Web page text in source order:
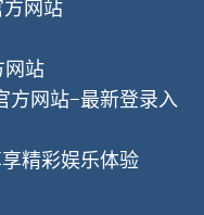
网站
网站
方网站-最新登录入
精彩娱乐体验